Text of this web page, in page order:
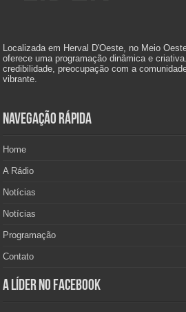
Localizada em Herval D'Oeste, no Meio
oferece uma programação dinâmica e
credibilidade, preocupação com a
vibrante.
Navegação Rápida
Home
A Rádio
Notícias
Notícias
Programação
Contato
A Líder no Facebook